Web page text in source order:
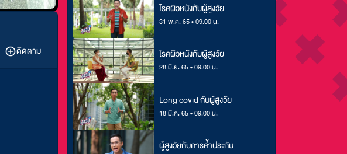
ติดตาม
โรคผิวหนังกับผู้สูงวัย
31 พ.ค. 65 • 09.00 น.
โรคผิวหนังกับผู้สูงวัย
28 มิ.ย. 65 • 09.00 น.
Long covid กับผู้สูงวัย
18 มี.ค. 65 • 09.00 น.
ผู้สูงวัยกับการค้ำประกัน